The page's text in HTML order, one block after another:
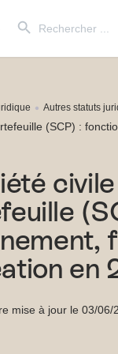
for:
Autres statuts
(SCP) :
en
mise à jour le 03/06/